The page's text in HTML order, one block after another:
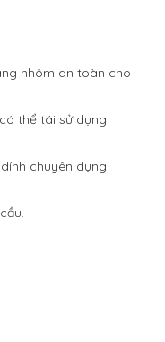
nhôm an toàn cho
thể tái sử dụng
chuyên dụng